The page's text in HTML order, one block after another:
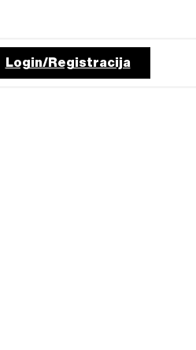
Login/Registracija